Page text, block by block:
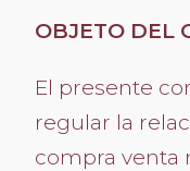
OBJETO DEL
El presente
regular la
compra venta